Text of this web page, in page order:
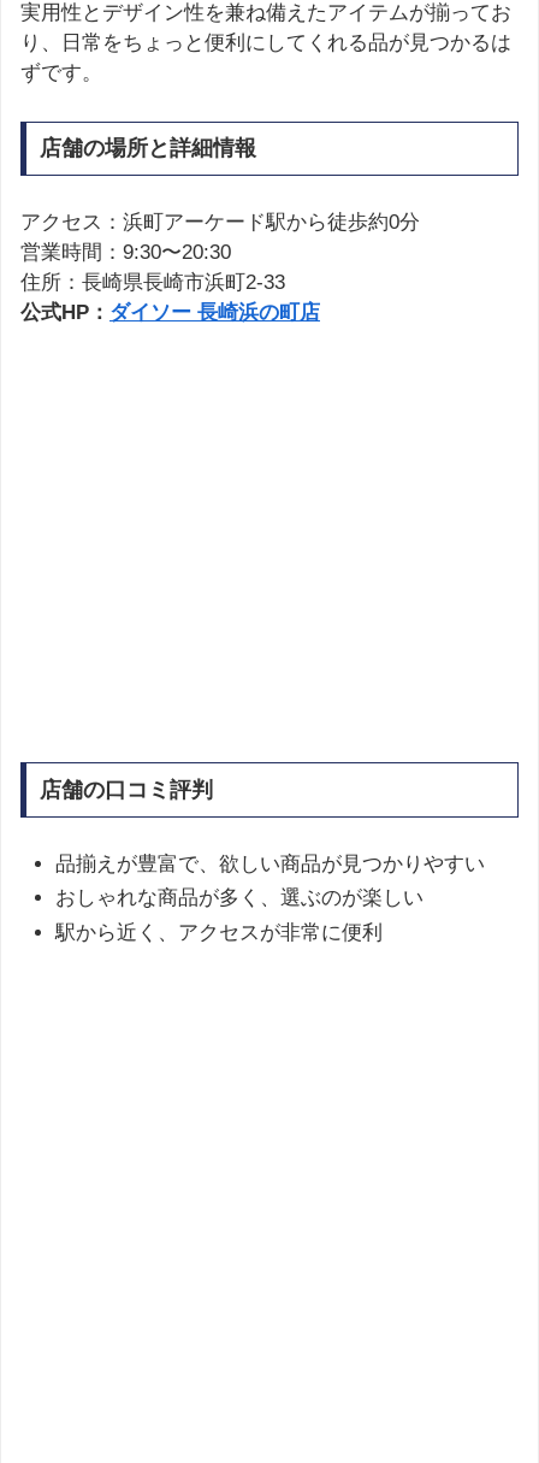
実用性とデザイン性を兼ね備えたアイテムが揃ってお
り、日常をちょっと便利にしてくれる品が見つかるは
ずです。
店舗の場所と詳細情報
アクセス：浜町アーケード駅から徒歩約0分
営業時間：9:30〜20:30
住所：長崎県長崎市浜町2-33
公式HP： ダイソー 長崎浜の町店
店舗の口コミ評判
品揃えが豊富で、欲しい商品が見つかりやすい
おしゃれな商品が多く、選ぶのが楽しい
駅から近く、アクセスが非常に便利